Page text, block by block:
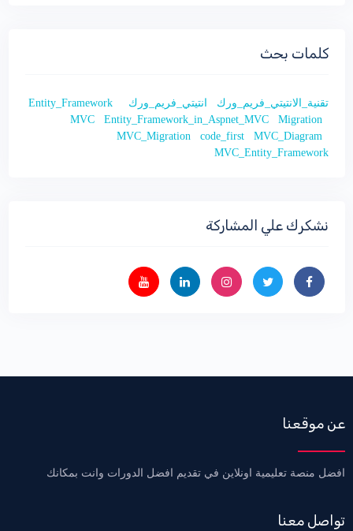
كلمات بحث
تقنية_الانتيتي_فريم_ورك انتيتي_فريم_ورك
Entity_Framework
MVC
Entity_Framework_in_Aspnet_MVC
Migration
MVC_Migration
code_first
MVC_Diagram
MVC_Entity_Framework
نشكرك علي المشاركة
عن موقعنا
افضل منصة تعليمية اونلاين في تقديم افضل الدورات وانت بمكانك
تواصل معنا